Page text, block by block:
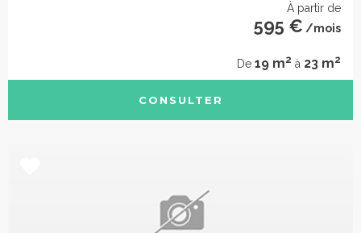
À partir de
595 € /mois
De 19 m2 à 23 m2
CONSULTER